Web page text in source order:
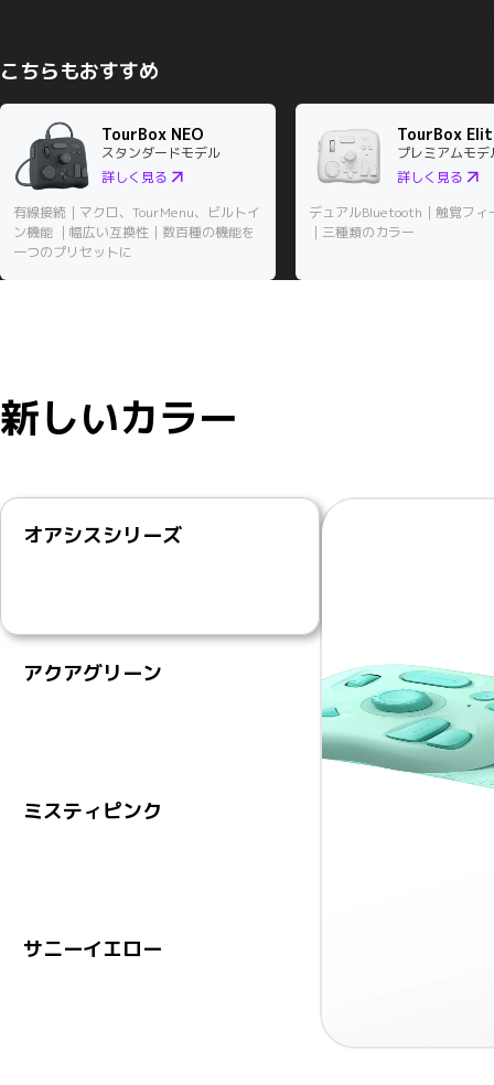
こちらもおすすめ
TourBox NEO
スタンダードモデル
詳しく見る
有線接続｜マクロ、TourMenu、ビルトイ
ン機能 ｜幅広い互換性｜数百種の機能を
一つのプリセットに
TourBox
プレミアムモデ
詳しく見る
デュアルBluetooth｜触覚フィ
｜三種類のカラー
新しいカラー
オアシスシリーズ
アクアグリーン
ミスティピンク
サニーイエロー
Item